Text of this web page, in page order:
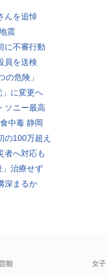
んを追悼
震
に不審行動
員を送検
の危険」
」に変更へ
ソニー最高
中毒 静岡
の100万超え
者へ対応も
」治療せず
深まるか
能 女子